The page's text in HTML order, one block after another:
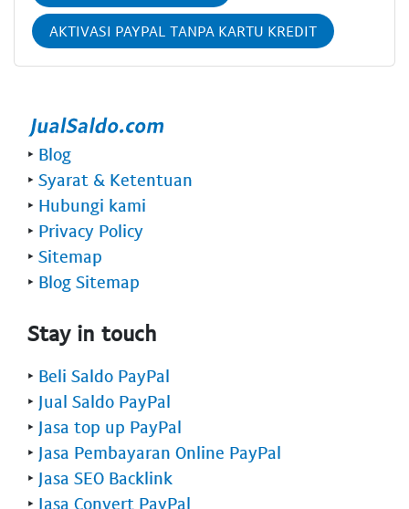
AKTIVASI PAYPAL TANPA KARTU KREDIT
‣ Blog
‣ Syarat & Ketentuan
‣ Hubungi kami
‣ Privacy Policy
‣ Sitemap
‣ Blog Sitemap
Stay in touch
‣ Beli Saldo PayPal
‣ Jual Saldo PayPal
‣ Jasa top up PayPal
‣ Jasa Pembayaran Online PayPal
‣ Jasa SEO Backlink
‣ Jasa Convert PayPal